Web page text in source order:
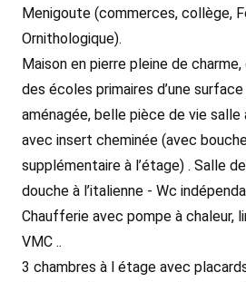
Menigoute (commerces, collège,
Ornithologique).
Maison en pierre pleine de
des écoles primaires d’une
aménagée, belle pièce de vie salle
avec insert cheminée (avec
supplémentaire à l’étage) . Salle
douche à l’italienne - Wc
Chaufferie avec pompe à chaleur,
VMC ..
3 chambres à l étage avec